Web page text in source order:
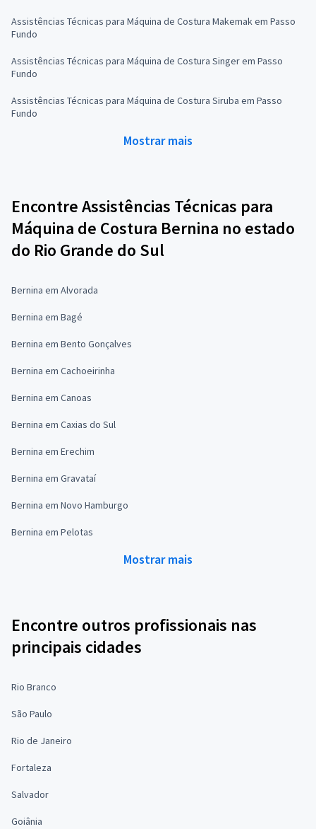
Assistências Técnicas para Máquina de Costura Makemak em Passo
Fundo
Assistências Técnicas para Máquina de Costura Singer em Passo
Fundo
Assistências Técnicas para Máquina de Costura Siruba em Passo
Fundo
Mostrar mais
Encontre Assistências Técnicas para
Máquina de Costura Bernina no estado
do Rio Grande do Sul
Bernina em Alvorada
Bernina em Bagé
Bernina em Bento Gonçalves
Bernina em Cachoeirinha
Bernina em Canoas
Bernina em Caxias do Sul
Bernina em Erechim
Bernina em Gravataí
Bernina em Novo Hamburgo
Bernina em Pelotas
Mostrar mais
Encontre outros profissionais nas
principais cidades
Rio Branco
São Paulo
Rio de Janeiro
Fortaleza
Salvador
Goiânia